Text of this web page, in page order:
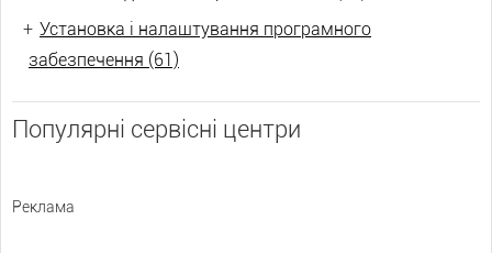
+ Установка і налаштування програмного
забезпечення (61)
Популярні сервісні центри
Реклама